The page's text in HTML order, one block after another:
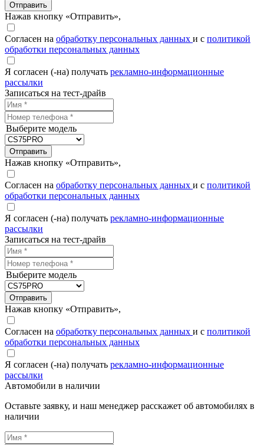
Отправить
Нажав кнопку «Отправить»,
Согласен на обработку персональных данных и с политикой
обработки персональных данных
Я согласен (-на) получать рекламно-информационные
рассылки
Записаться на тест-драйв
Выберите модель
Отправить
Нажав кнопку «Отправить»,
Согласен на обработку персональных данных и с политикой
обработки персональных данных
Я согласен (-на) получать рекламно-информационные
рассылки
Записаться на тест-драйв
Выберите модель
Отправить
Нажав кнопку «Отправить»,
Согласен на обработку персональных данных и с политикой
обработки персональных данных
Я согласен (-на) получать рекламно-информационные
рассылки
Автомобили в наличии
Оставьте заявку, и наш менеджер расскажет об автомобилях в
наличии